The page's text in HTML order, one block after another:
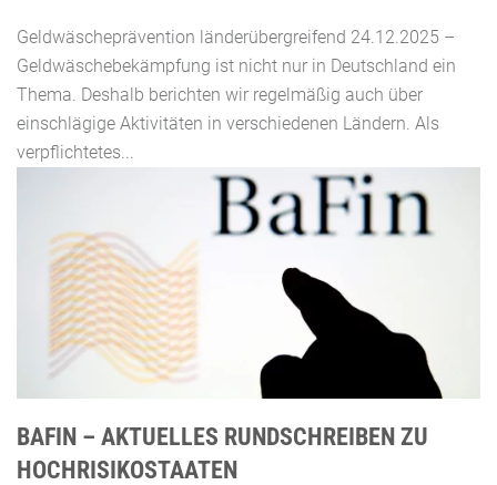
Geldwäscheprävention länderübergreifend 24.12.2025 –
Geldwäschebekämpfung ist nicht nur in Deutschland ein
Thema. Deshalb berichten wir regelmäßig auch über
einschlägige Aktivitäten in verschiedenen Ländern. Als
verpflichtetes...
BAFIN – AKTUELLES RUNDSCHREIBEN ZU
HOCHRISIKOSTAATEN